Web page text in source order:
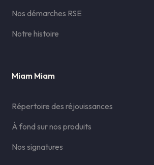
Nos démarches RSE
Notre histoire
Miam Miam
Répertoire des réjouissances
À fond sur nos produits
Nos signatures